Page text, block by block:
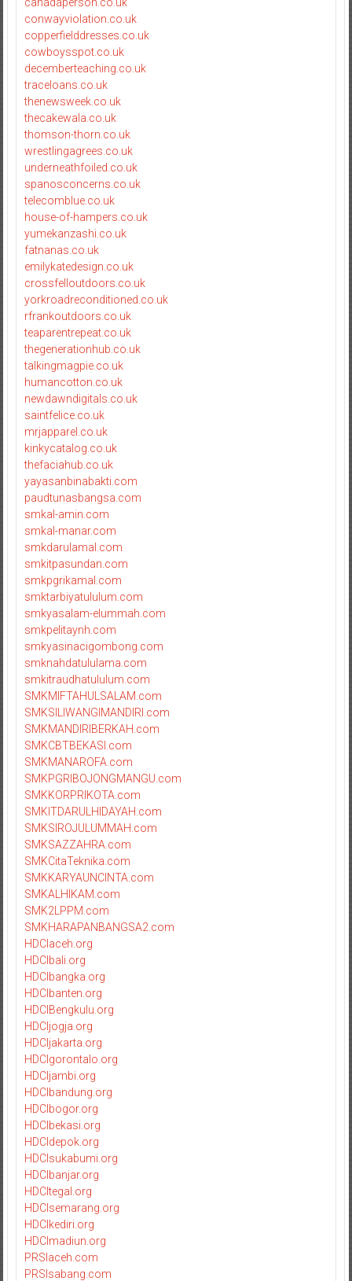
conwayviolation.co.uk
copperfielddresses.co.uk
cowboysspot.co.uk
decemberteaching.co.uk
traceloans.co.uk
thenewsweek.co.uk
thecakewala.co.uk
thomson-thorn.co.uk
wrestlingagrees.co.uk
underneathfoiled.co.uk
spanosconcerns.co.uk
telecomblue.co.uk
house-of-hampers.co.uk
yumekanzashi.co.uk
fatnanas.co.uk
emilykatedesign.co.uk
crossfelloutdoors.co.uk
yorkroadreconditioned.co.uk
rfrankoutdoors.co.uk
teaparentrepeat.co.uk
thegenerationhub.co.uk
talkingmagpie.co.uk
humancotton.co.uk
newdawndigitals.co.uk
saintfelice.co.uk
mrjapparel.co.uk
kinkycatalog.co.uk
thefaciahub.co.uk
yayasanbinabakti.com
paudtunasbangsa.com
smkal-amin.com
smkal-manar.com
smkdarulamal.com
smkitpasundan.com
smkpgrikamal.com
smktarbiyatululum.com
smkyasalam-elummah.com
smkpelitaynh.com
smkyasinacigombong.com
smknahdatululama.com
smkitraudhatululum.com
SMKMIFTAHULSALAM.com
SMKSILIWANGIMANDIRI.com
SMKMANDIRIBERKAH.com
SMKCBTBEKASI.com
SMKMANAROFA.com
SMKPGRIBOJONGMANGU.com
SMKKORPRIKOTA.com
SMKITDARULHIDAYAH.com
SMKSIROJULUMMAH.com
SMKSAZZAHRA.com
SMKCitaTeknika.com
SMKKARYAUNCINTA.com
SMKALHIKAM.com
SMK2LPPM.com
SMKHARAPANBANGSA2.com
HDCIaceh.org
HDCIbali.org
HDCIbangka.org
HDCIbanten.org
HDCIBengkulu.org
HDCIjogja.org
HDCIjakarta.org
HDCIgorontalo.org
HDCIjambi.org
HDCIbandung.org
HDCIbogor.org
HDCIbekasi.org
HDCIdepok.org
HDCIsukabumi.org
HDCIbanjar.org
HDCItegal.org
HDCIsemarang.org
HDCIkediri.org
HDCImadiun.org
PRSIaceh.com
PRSIsabang.com